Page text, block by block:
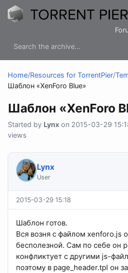
Home/Resources for TorrentPier/
Шаблон «XenForo Blue»
Шаблон «XenForo
Started by Lynx on 2015-03-29
views
Lynx
User
2015-03-29 15:18
Шаблон готов.
Вся возня с файлом xenforo.js
бесполезной. Сам по себе он
конфликтует с другими js-
поэтому в page_header.tpl он